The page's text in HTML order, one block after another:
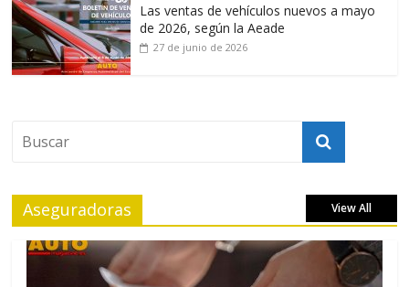
Las ventas de vehículos nuevos a mayo
de 2026, según la Aeade
27 de junio de 2026
Aseguradoras View All